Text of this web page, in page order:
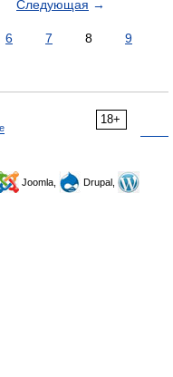
Следующая →
6 7 8
9
18+
Joomla,
Drupal,